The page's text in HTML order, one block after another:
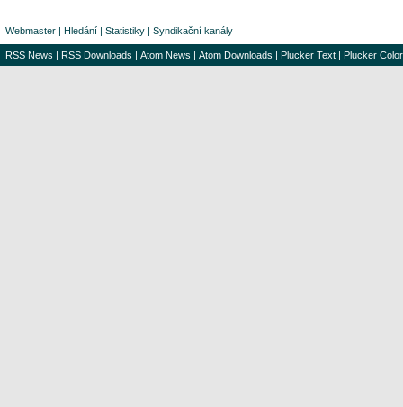
Webmaster | Hledání | Statistiky | Syndikační kanály
RSS News | RSS Downloads | Atom News | Atom Downloads | Plucker Text | Plucker Color